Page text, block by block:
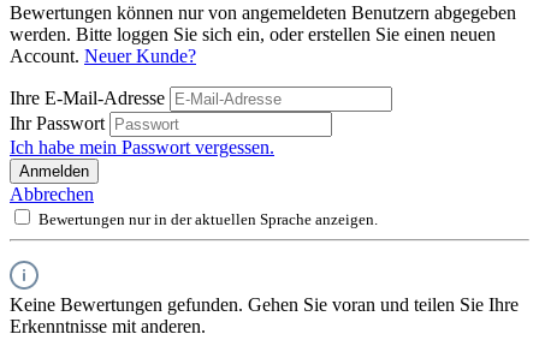
Bewertungen können nur von angemeldeten Benutzern abgegeben
werden. Bitte loggen Sie sich ein, oder erstellen Sie einen neuen
Account. Neuer Kunde?
Ihre E-Mail-Adresse
Ihr Passwort
Ich habe mein Passwort vergessen.
Anmelden
Abbrechen
Bewertungen nur in der aktuellen Sprache anzeigen.
Keine Bewertungen gefunden. Gehen Sie voran und teilen Sie Ihre
Erkenntnisse mit anderen.